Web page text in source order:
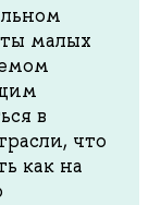
малых
в
что
как на